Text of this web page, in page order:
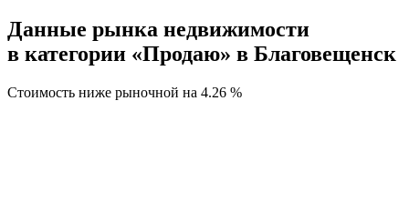
Данные рынка недвижимости
в категории «Продаю» в Благовещенск
Стоимость ниже рыночной на 4.26 %